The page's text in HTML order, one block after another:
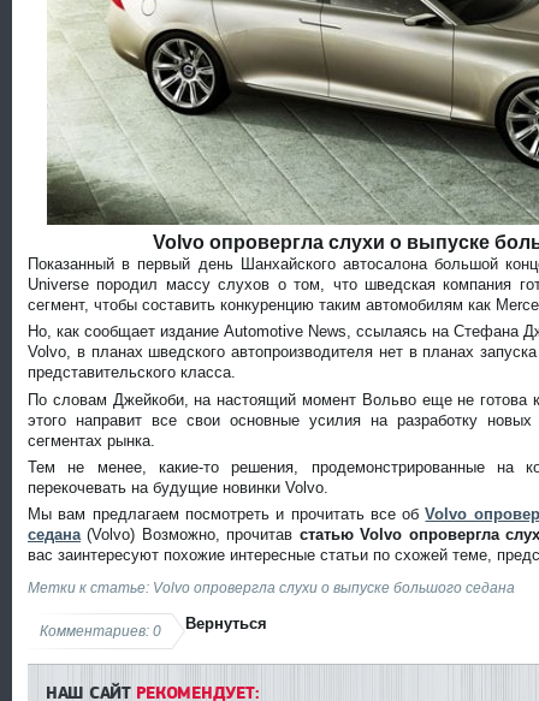
Volvo опровергла слухи о выпуске
Показанный в первый день Шанхайского автосалона большой
Universe породил массу слухов о том, что шведская компания
сегмент, чтобы составить конкуренцию таким автомобилям как
Но, как сообщает издание Automotive News, ссылаясь на Стефана
Volvo, в планах шведского автопроизводителя нет в планах
представительского класса.
По словам Джейкоби, на настоящий момент Вольво еще не готова
этого направит все свои основные усилия на разработку
сегментах рынка.
Тем не менее, какие-то решения, продемонстрированные на
перекочевать на будущие новинки Volvo.
Мы вам предлагаем посмотреть и прочитать все обVolvo
седана (Volvo) Возможно, прочитав статью Volvo опровергла
вас заинтересуют похожие интересные статьи по схожей теме,
Метки к статье: Volvo опровергла слухи о выпуске большого седана
Вернуться
Комментариев: 0
НАШ САЙТРЕКОМЕНДУЕТ: